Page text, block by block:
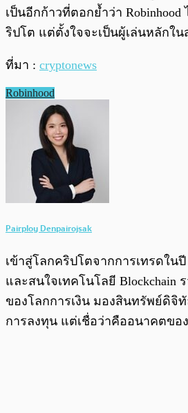
เป็นอีกก้าวที่ตอกย้ำว่า
ริปโต แต่ตั้งใจจะเป็นผู้เล่นหลักใ
ที่มา : cryptonews
Robinhood
Pairploy Denpairojsak
เข้าสู่โลกคริปโตจากการเทรดในปี
และสนใจเทคโนโลยี Blockchain
ของโลกการเงิน มองสินทรัพย์ดิจิ
การลงทุน แต่เชื่อว่าคืออนาคตขอ